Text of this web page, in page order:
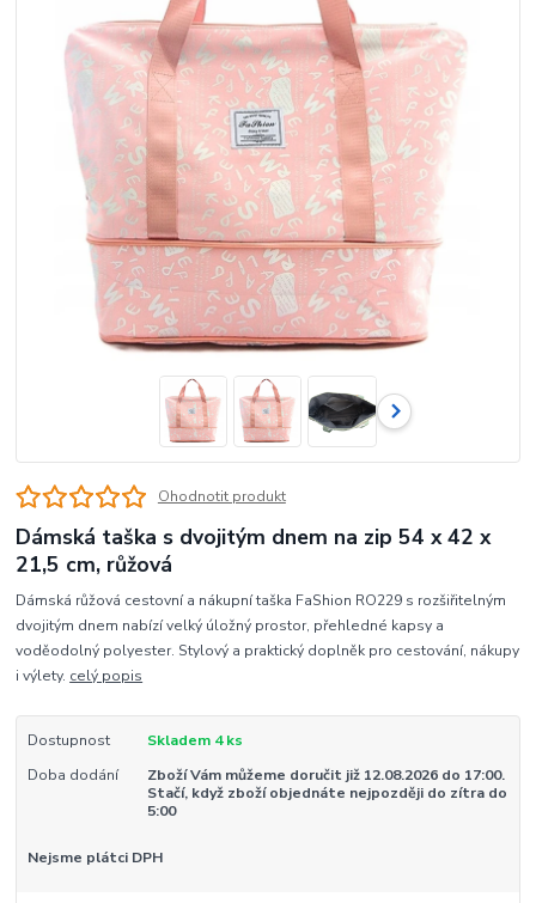
Ohodnotit produkt
Dámská taška s dvojitým dnem na zip 54 x 42 x
21,5 cm, růžová
Dámská růžová cestovní a nákupní taška FaShion RO229 s rozšiřitelným
dvojitým dnem nabízí velký úložný prostor, přehledné kapsy a
voděodolný polyester. Stylový a praktický doplněk pro cestování, nákupy
i výlety. celý popis
Dostupnost
Skladem 4 ks
Doba dodání
Zboží Vám můžeme doručit již 12.08.2026 do 17:00.
Stačí, když zboží objednáte nejpozději do zítra do
5:00
Nejsme plátci DPH